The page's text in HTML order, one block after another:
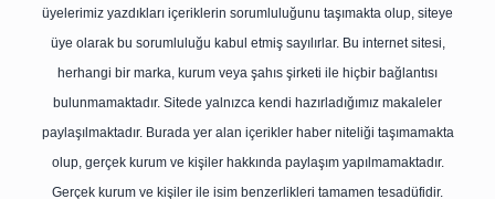
üyelerimiz yazdıkları içeriklerin sorumluluğunu taşımakta olup, siteye
üye olarak bu sorumluluğu kabul etmiş sayılırlar. Bu internet sitesi,
herhangi bir marka, kurum veya şahıs şirketi ile hiçbir bağlantısı
bulunmamaktadır. Sitede yalnızca kendi hazırladığımız makaleler
paylaşılmaktadır. Burada yer alan içerikler haber niteliği taşımamakta
olup, gerçek kurum ve kişiler hakkında paylaşım yapılmamaktadır.
Gerçek kurum ve kişiler ile isim benzerlikleri tamamen tesadüfidir.